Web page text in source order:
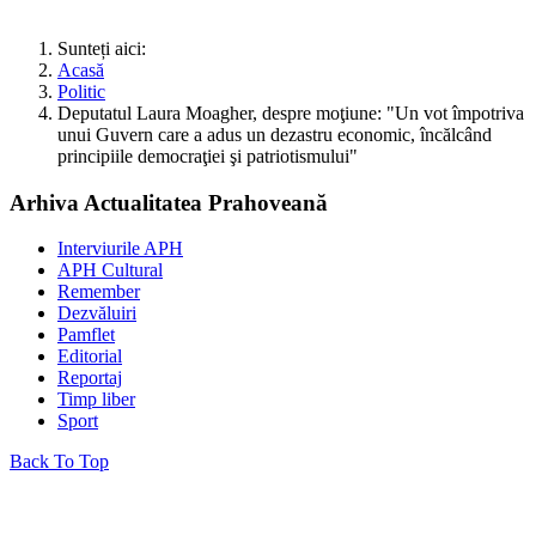
Sunteți aici:
Acasă
Politic
Deputatul Laura Moagher, despre moţiune: "Un vot împotriva
unui Guvern care a adus un dezastru economic, încălcând
principiile democraţiei şi patriotismului"
Arhiva Actualitatea Prahoveană
Interviurile APH
APH Cultural
Remember
Dezvăluiri
Pamflet
Editorial
Reportaj
Timp liber
Sport
Back To Top